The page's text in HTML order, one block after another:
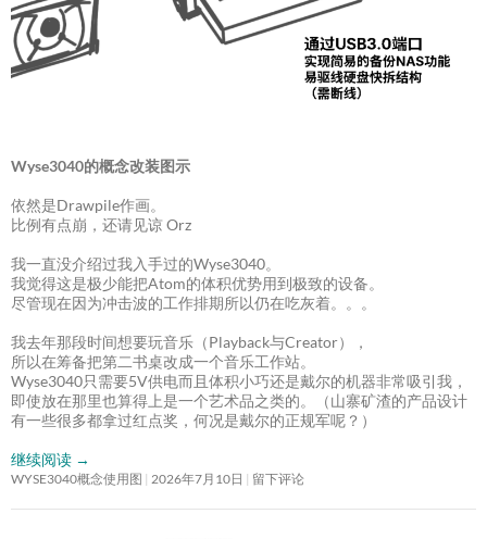
Wyse3040的概念改装图示
依然是Drawpile作画。
比例有点崩，还请见谅 Orz
我一直没介绍过我入手过的Wyse3040。
我觉得这是极少能把Atom的体积优势用到极致的设备。
尽管现在因为冲击波的工作排期所以仍在吃灰着。。。
我去年那段时间想要玩音乐（Playback与Creator），
所以在筹备把第二书桌改成一个音乐工作站。
Wyse3040只需要5V供电而且体积小巧还是戴尔的机器非常吸引我，
即使放在那里也算得上是一个艺术品之类的。（山寨矿渣的产品设计
有一些很多都拿过红点奖，何况是戴尔的正规军呢？）
继续阅读 →
WYSE3040概念使用图 2026年7月10日 留下评论